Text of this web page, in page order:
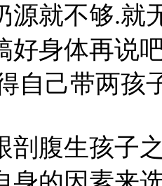
源就不够.就
好身体再说
自己带两孩
剖腹生孩子